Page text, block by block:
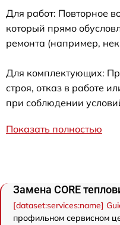
Для работ: Повторное
который прямо
ремонта (например,
Для комплектующих:
строя, отказ в работе
при соблюдении
Показать полностью
Замена CORE
[dataset:services:name]
профильном сервисном